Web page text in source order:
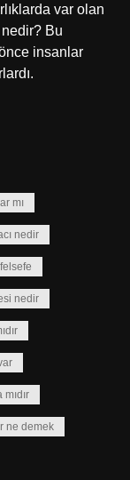
var olan
Bu
insanlar
mı
nedir
nedir
ne demek